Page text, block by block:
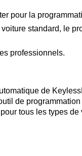
pour la
standard, le
professionnels.
de
de
tous les types de